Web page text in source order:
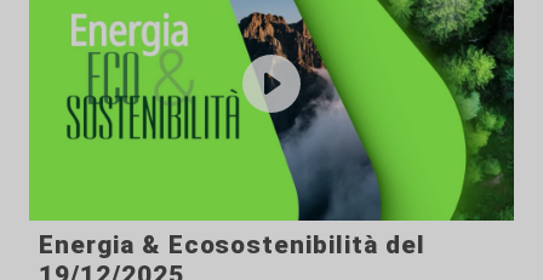
Energia & Ecosostenibilità del